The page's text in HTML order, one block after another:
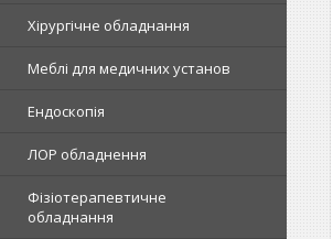
Хірургічне обладнання
Меблі для медичних установ
Ендоскопія
ЛОР обладнення
Фізіотерапевтичне
обладнання